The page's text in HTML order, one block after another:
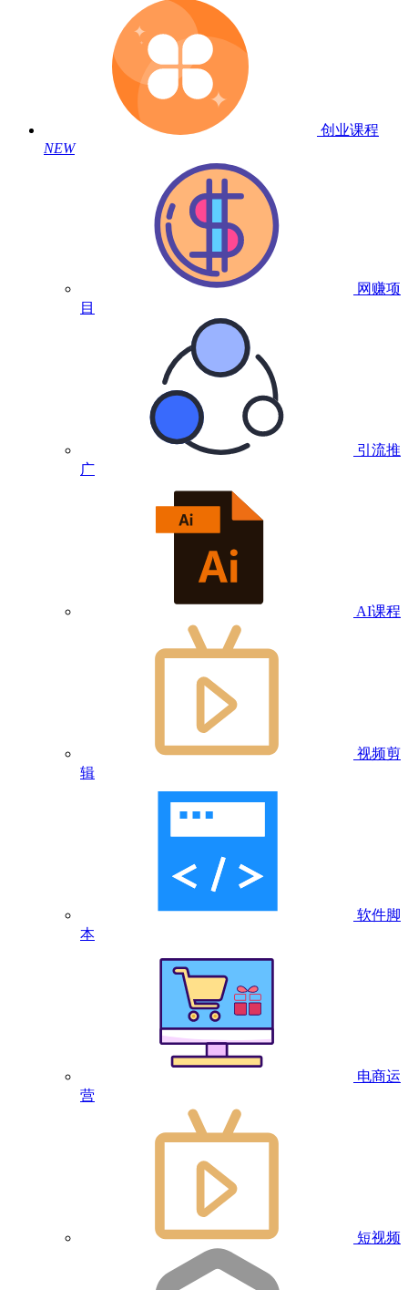
创业课程
NEW
网赚项
目
引流推
广
AI课程
视频剪
辑
软件脚
本
电商运
营
短视频